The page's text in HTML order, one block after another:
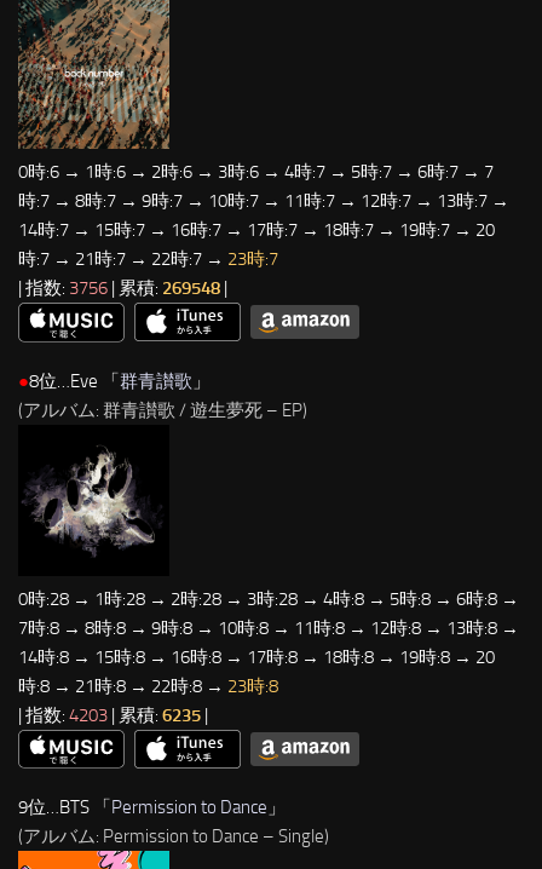
0時:6 → 1時:6 → 2時:6 → 3時:6 → 4時:7 → 5時:7 → 6時:7 → 7
時:7 → 8時:7 → 9時:7 → 10時:7 → 11時:7 → 12時:7 → 13時:7 →
14時:7 → 15時:7 → 16時:7 → 17時:7 → 18時:7 → 19時:7 → 20
時:7 → 21時:7 → 22時:7 → 23時:7
| 指数: 3756 | 累積: 269548
●8位…Eve 「群青讃歌 」
(アルバム: 群青讃歌 / 遊生夢死 – EP)
0時:28 → 1時:28 → 2時:28 → 3時:28 → 4時:8 → 5時:8 → 6時:8 →
7時:8 → 8時:8 → 9時:8 → 10時:8 → 11時:8 → 12時:8 → 13時:8 →
14時:8 → 15時:8 → 16時:8 → 17時:8 → 18時:8 → 19時:8 → 20
時:8 → 21時:8 → 22時:8 → 23時:8
| 指数: 4203 | 累積: 6235 |
9位…BTS 「Permission to Dance 」
(アルバム: Permission to Dance – Single)